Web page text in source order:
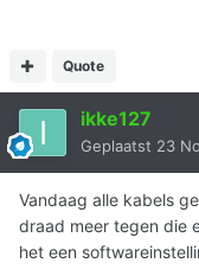
Quote
ikke127
Geplaatst 23
Vandaag alle kabels
draad meer tegen die
het een